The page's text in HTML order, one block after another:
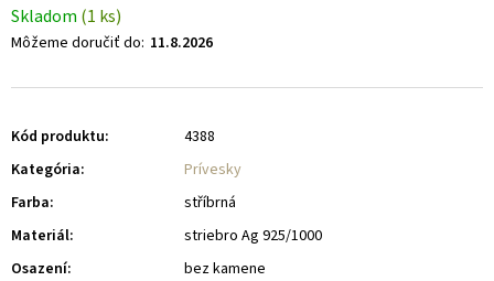
Skladom (1 ks)
Môžeme doručiť do: 11.8.2026
Kód produktu:
4388
Kategória:
Prívesky
Farba:
stříbrná
Materiál:
striebro Ag 925/1000
Osazení:
bez kamene